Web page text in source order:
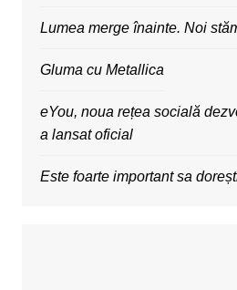
Lumea merge înainte. Noi
Gluma cu Metallica
eYou, noua rețea socială
a lansat oficial
Este foarte important sa